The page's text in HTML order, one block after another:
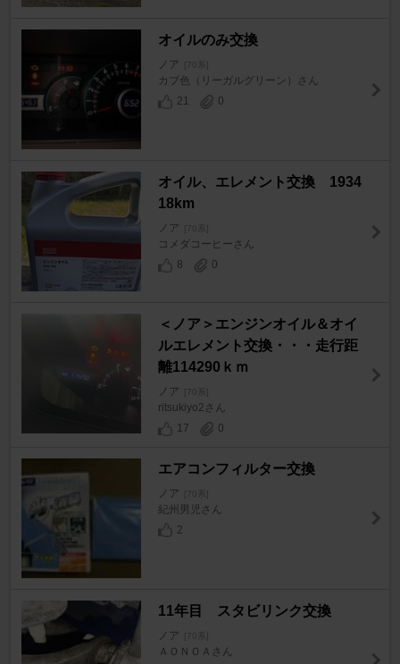
オイルのみ交換
ノア [70系]
カブ色（リーガルグリーン）さん
21
0
オイル、エレメント交換 1934
18km
ノア [70系]
コメダコーヒーさん
8
0
＜ノア＞エンジンオイル＆オイ
ルエレメント交換・・・走行距
離114290ｋｍ
ノア [70系]
ritsukiyo2さん
17
0
エアコンフィルター交換
ノア [70系]
紀州男児さん
2
11年目 スタビリンク交換
ノア [70系]
ＡＯＮＯＡさん